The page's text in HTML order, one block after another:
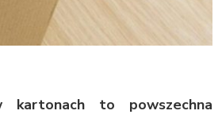
kartonach to powszechna